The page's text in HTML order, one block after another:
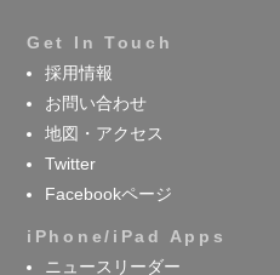
Get In Touch
採用情報
お問い合わせ
地図・アクセス
Twitter
Facebookページ
iPhone/iPad Apps
ニュースリーダー